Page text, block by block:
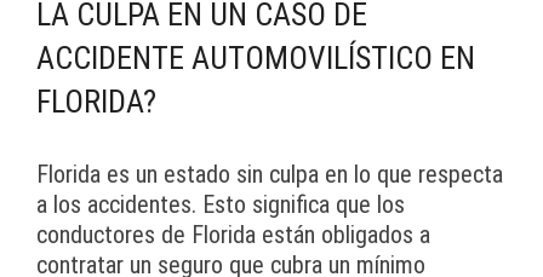
LA CULPA EN UN CASO DE
ACCIDENTE AUTOMOVILÍSTICO EN
FLORIDA?
Florida es un estado sin culpa en lo que respecta
a los accidentes. Esto significa que los
conductores de Florida están obligados a
contratar un seguro que cubra un mínimo